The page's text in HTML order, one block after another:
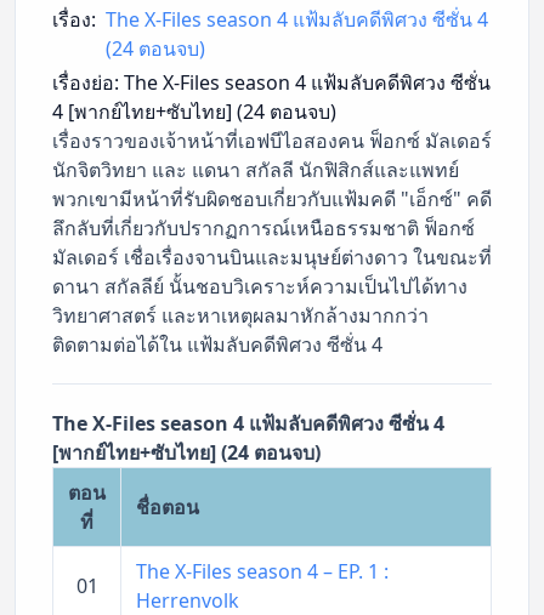
เรื่อง: The X-Files season 4 แฟ้มลับคดีพิศวง ซีซั่น 4
(24 ตอนจบ)
เรื่องย่อ: The X-Files season 4 แฟ้มลับคดีพิศวง ซีซั่น
4 [พากย์ไทย+ซับไทย] (24 ตอนจบ)
เรื่องราวของเจ้าหน้าที่เอฟบีไอสองคน ฟ็อกซ์ มัลเดอร์
นักจิตวิทยา และ แดนา สกัลลี นักฟิสิกส์และแพทย์
พวกเขามีหน้าที่รับผิดชอบเกี่ยวกับแฟ้มคดี "เอ็กซ์" คดี
ลึกลับที่เกี่ยวกับปรากฏการณ์เหนือธรรมชาติ ฟ็อกซ์
มัลเดอร์ เชื่อเรื่องจานบินและมนุษย์ต่างดาว ในขณะที่
ดานา สกัลลีย์ นั้นชอบวิเคราะห์ความเป็นไปได้ทาง
วิทยาศาสตร์ และหาเหตุผลมาหักล้างมากกว่า
ติดตามต่อได้ใน แฟ้มลับคดีพิศวง ซีซั่น 4
The X-Files season 4 แฟ้มลับคดีพิศวง ซีซั่น 4
[พากย์ไทย+ซับไทย] (24 ตอนจบ)
ตอน
ที่
ชื่อตอน
01
The X-Files season 4 – EP. 1 :
Herrenvolk